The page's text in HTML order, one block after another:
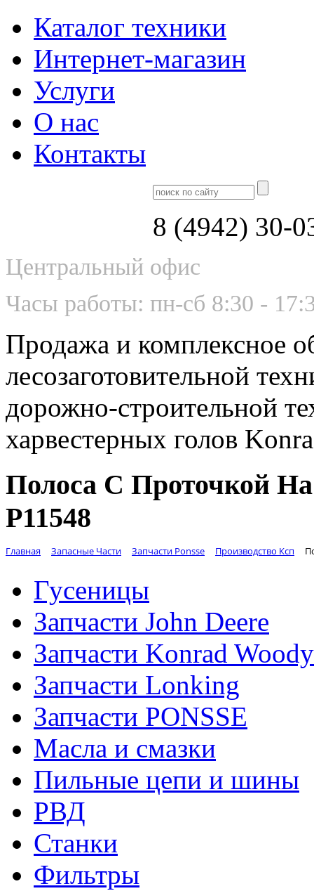
Каталог техники
Интернет-магазин
Услуги
О нас
Контакты
8 (4942) 30-
Центральный офис
Часы работы: пн-сб 8:30 -
Продажа и комплексное
лесозаготовительной
дорожно-строительной
харвестерных голов
Полоса С Проточкой
Р11548
Главная Запасные Части Запчасти Ponsse Производство Ксп
Гусеницы
Запчасти John Deere
Запчасти Konrad Woody
Запчасти Lonking
Запчасти PONSSE
Масла и смазки
Пильные цепи и шины
РВД
Станки
Фильтры